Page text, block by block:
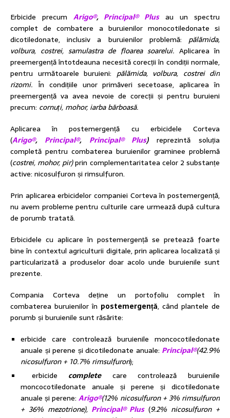
Erbicide precum Arigo®, Principal® Plusau un spectru
complet de combatere a buruienilor monocotiledonate si
dicotiledonate, inclusiv a buruienilor problemă: pălămida,
volbura, costrei, samulastra de floarea soarelui. Aplicarea în
preemergență întotdeauna necesită corecții în condiții normale,
pentru următoarele buruieni: pălămida, volbura, costrei din
rizomi. În condițiile unor primăveri secetoase, aplicarea în
preemergență va avea nevoie de corecții și pentru buruieni
precum: cornuți, mohor, iarba bărboasă.
Aplicarea în postemergență cu erbicidele Corteva
(Arigo®, Principal®, Principal®Plus)reprezintă soluția
completă pentru combaterea buruienilor graminee problemă
(costrei, mohor, pir)prin complementaritatea celor 2 substanțe
active: nicosulfuron și rimsulfuron.
Prin aplicarea erbicidelor companiei Corteva în postemergență,
nu avem probleme pentru culturile care urmează după cultura
de porumb tratată.
Erbicidele cu aplicare în postemergență se pretează foarte
bine în contextul agriculturii digitale, prin aplicarea localizată și
particularizată a produselor doar acolo unde buruienile sunt
prezente.
Compania Corteva deține un portofoliu complet în
combaterea buruienilor în postemergență, când plantele de
porumb și buruienile sunt răsărite:
erbicide care controlează buruienile moncocotiledonate
anuale și perene și dicotiledonate anuale: Principal®(42.9%
nicosulfuron + 10.7% rimsulfuron);
erbicide completecare controlează buruienile
moncocotiledonate anuale și perene și dicotiledonate
anuale și perene:Arigo®(12% nicosulfuron + 3% rimsulfuron
+ 36% mezotrione), Principal® Plus(9.2% nicosulfuron +